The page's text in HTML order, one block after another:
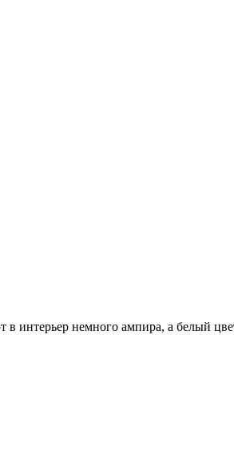
немного ампира, а белый